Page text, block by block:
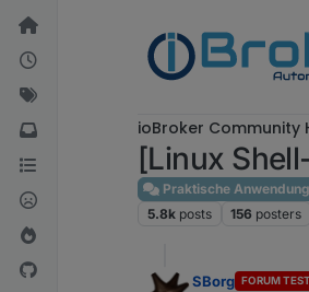
Skip to content
ioBroker Community
[Linux
Praktische
5.8k posts 156 posters
SBorg FORUM